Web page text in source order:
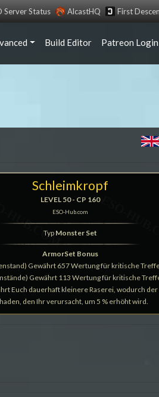
Server Status AlcastHQ First
Build Editor Patreon Login
Schleimkropf
LEVEL 50 - CP 160
ESO-Hub.com
Typ Monster Set
ArmorSet Bonus
Gewährt 657 Wertung für kritische
Gewährt 113 Wertung für kritische
Euch dauerhaft kleinere Raserei, wodurch der
den Ihr verursacht, um 5 % erhöht wird.